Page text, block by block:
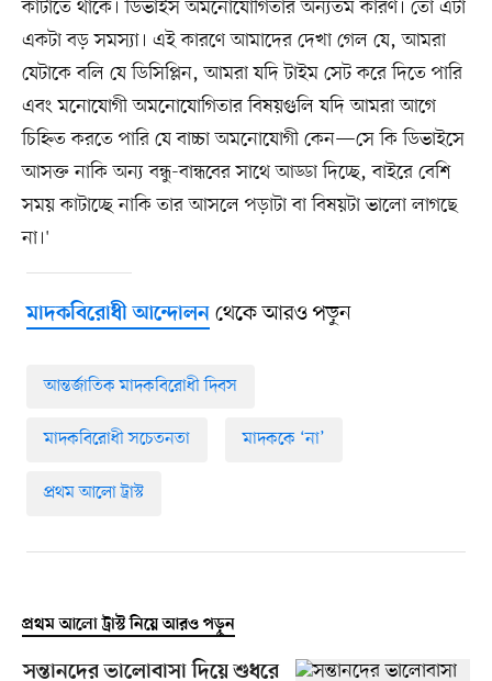
কাটাতে থাকে। ডিভাইস অমনোযোগিতার অন্যতম কারণ। তো এটা
একটা বড় সমস্যা। এই কারণে আমাদের দেখা গেল যে, আমরা
যেটাকে বলি যে ডিসিপ্লিন, আমরা যদি টাইম সেট করে দিতে পারি
এবং মনোযোগী অমনোযোগিতার বিষয়গুলি যদি আমরা আগে
চিহ্নিত করতে পারি যে বাচ্চা অমনোযোগী কেন—সে কি ডিভাইসে
আসক্ত নাকি অন্য বন্ধু-বান্ধবের সাথে আড্ডা দিচ্ছে, বাইরে বেশি
সময় কাটাচ্ছে নাকি তার আসলে পড়াটা বা বিষয়টা ভালো লাগছে
না।'
মাদকবিরোধী আন্দোলনথেকে আরও পড়ুন
আন্তর্জাতিক মাদকবিরোধী দিবস
মাদকবিরোধী সচেতনতা মাদককে ‘না’
প্রথম আলো ট্রাস্ট
প্রথম আলো ট্রাস্ট নিয়ে আরও পড়ুন
সন্তানদের ভালোবাসা দিয়ে শুধরে